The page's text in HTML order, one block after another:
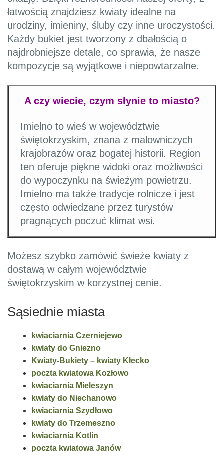
łatwością znajdziesz kwiaty idealne na
urodziny, imieniny, śluby czy inne uroczystości.
Każdy bukiet jest tworzony z dbałością o
najdrobniejsze detale, co sprawia, że nasze
kompozycje są wyjątkowe i niepowtarzalne.
A czy wiecie, czym słynie to miasto?
Imielno to wieś w województwie
świętokrzyskim, znana z malowniczych
krajobrazów oraz bogatej historii. Region
ten oferuje piękne widoki oraz możliwości
do wypoczynku na świeżym powietrzu.
Imielno ma także tradycje rolnicze i jest
często odwiedzane przez turystów
pragnących poczuć klimat wsi.
Możesz szybko zamówić świeże kwiaty z
dostawą w całym województwie
świętokrzyskim w korzystnej cenie.
Sąsiednie miasta
kwiaciarnia Czerniejewo
kwiaty do Gniezno
Kwiaty-Bukiety – kwiaty Kłecko
poczta kwiatowa Kozłowo
kwiaciarnia Mieleszyn
kwiaty do Niechanowo
kwiaciarnia Szydłowo
kwiaty do Trzemeszno
kwiaciarnia Kotlin
poczta kwiatowa Janów